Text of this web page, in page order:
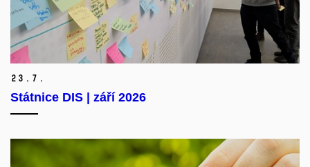
23. 7.
Státnice DIS | září 2026